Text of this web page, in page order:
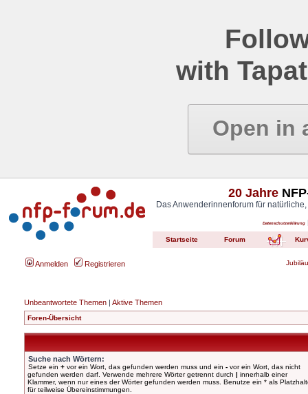
with
Open in
20 Jahre
Das Anwenderinnenforum für
Datenschutzerklärung
Startseite Forum
Anmelden Registrieren
Unbeantwortete Themen | Aktive Themen
Foren-Übersicht
Suche nach Wörtern:
Setze ein + vor ein Wort, das gefunden werden muss und ein - vor ein Wort, das nicht
gefunden werden darf. Verwende mehrere Wörter getrennt durch | innerhalb einer
Klammer, wenn nur eines der Wörter gefunden werden muss. Benutze ein * als
für teilweise Übereinstimmungen.